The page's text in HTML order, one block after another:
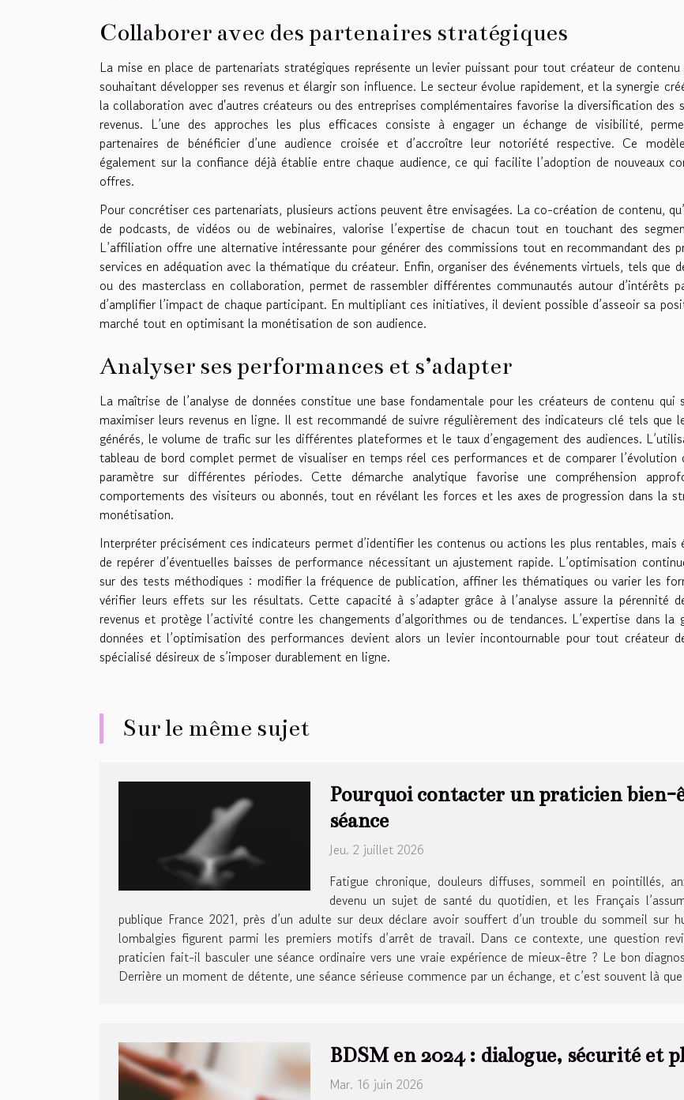
Collaborer avec des partenaires stratégiques
La mise en place de partenariats stratégiques représente un levier puissant pour tout créateur de contenu
souhaitant développer ses revenus et élargir son influence. Le secteur évolue rapidement, et la synergie
la collaboration avec d'autres créateurs ou des entreprises complémentaires favorise la diversification des
revenus. L’une des approches les plus efficaces consiste à engager un échange de visibilité,
partenaires de bénéficier d’une audience croisée et d’accroître leur notoriété respective. Ce
également sur la confiance déjà établie entre chaque audience, ce qui facilite l’adoption de nouveaux
offres.
Pour concrétiser ces partenariats, plusieurs actions peuvent être envisagées. La co-création de contenu,
de podcasts, de vidéos ou de webinaires, valorise l’expertise de chacun tout en touchant des
L’affiliation offre une alternative intéressante pour générer des commissions tout en recommandant des
services en adéquation avec la thématique du créateur. Enfin, organiser des événements virtuels, tels que
ou des masterclass en collaboration, permet de rassembler différentes communautés autour d’intérêts
d’amplifier l’impact de chaque participant. En multipliant ces initiatives, il devient possible d’asseoir sa
marché tout en optimisant la monétisation de son audience.
Analyser ses performances et s’adapter
La maîtrise de l’analyse de données constitue une base fondamentale pour les créateurs de contenu qui
maximiser leurs revenus en ligne. Il est recommandé de suivre régulièrement des indicateurs clé tels que
générés, le volume de trafic sur les différentes plateformes et le taux d’engagement des audiences.
tableau de bord complet permet de visualiser en temps réel ces performances et de comparer l’évolution
paramètre sur différentes périodes. Cette démarche analytique favorise une compréhension
comportements des visiteurs ou abonnés, tout en révélant les forces et les axes de progression dans la
monétisation.
Interpréter précisément ces indicateurs permet d’identifier les contenus ou actions les plus rentables, mais
de repérer d’éventuelles baisses de performance nécessitant un ajustement rapide. L’optimisation
sur des tests méthodiques : modifier la fréquence de publication, affiner les thématiques ou varier les
vérifier leurs effets sur les résultats. Cette capacité à s’adapter grâce à l’analyse assure la pérennité
revenus et protège l’activité contre les changements d’algorithmes ou de tendances. L’expertise dans la
données et l’optimisation des performances devient alors un levier incontournable pour tout créateur
spécialisé désireux de s’imposer durablement en ligne.
Sur le même sujet
Pourquoi contacter un praticien bien-
séance
Jeu. 2 juillet 2026
Fatigue chronique, douleurs diffuses, sommeil en pointillés,
devenu un sujet de santé du quotidien, et les Français
publique France 2021, près d’un adulte sur deux déclare avoir souffert d’un trouble du sommeil sur
lombalgies figurent parmi les premiers motifs d’arrêt de travail. Dans ce contexte, une question
praticien fait-il basculer une séance ordinaire vers une vraie expérience de mieux-être ? Le bon
Derrière un moment de détente, une séance sérieuse commence par un échange, et c’est souvent là
BDSM en 2024 : dialogue, sécurité et
Mar. 16 juin 2026